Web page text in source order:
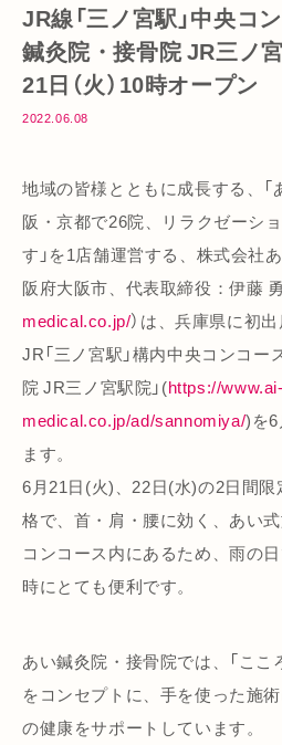
JR線「三ノ宮駅」中央コ
鍼灸院・接骨院 JR三ノ
21日（火）10時オープン
2022.06.08
地域の皆様とともに成長する、「
阪・京都で26院、リラクゼーシ
す」を1店舗運営する、株式会社
阪府大阪市、代表取締役：伊藤 勇
medical.co.jp/）は、兵庫県に初
JR「三ノ宮駅」構内中央コンコー
院 JR三ノ宮駅院」(https://www.ai-
medical.co.jp/ad/sannomiya/)を
ます。
6月21日(火)、22日(水)の2日間
格で、首・肩・腰に効く、あい
コンコース内にあるため、雨の
時にとても便利です。
あい鍼灸院・接骨院では、「ここ
をコンセプトに、手を使った施
の健康をサポートしています。